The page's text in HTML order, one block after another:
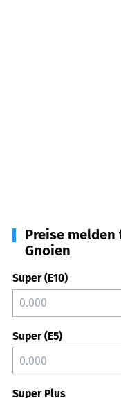
Preise melden
Gnoien
Super (E10)
Super (E5)
Super Plus